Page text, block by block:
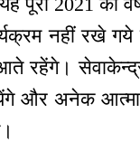
नहीं रखे
रहेंगे।
और अनेक